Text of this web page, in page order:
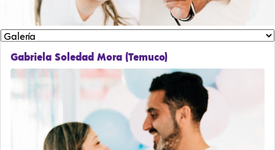
Gabriela Soledad Mora (Temuco)